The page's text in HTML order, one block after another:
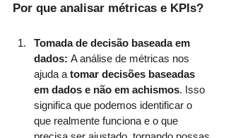
Por que analisar métricas e KPIs?
Tomada de decisão baseada em
dados: A análise de métricas nos
ajuda a tomar decisões baseadas
em dados e não em achismos. Isso
significa que podemos identificar o
que realmente funciona e o que